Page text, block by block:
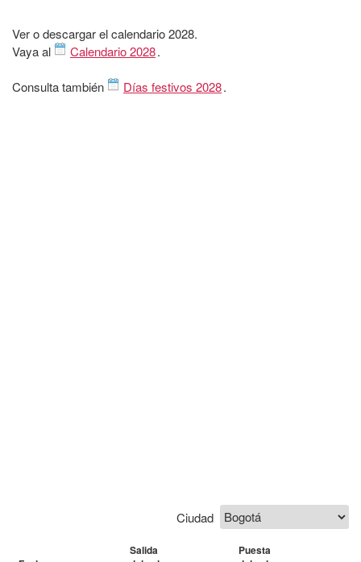
Ver o descargar el calendario 2028.
Vaya al
Calendario 2028.
Consulta también Días festivos 2028.
Ciudad
Salida
Puesta